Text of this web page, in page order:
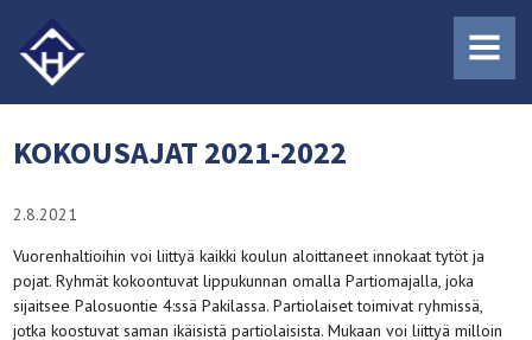
MENU
KOKOUSAJAT 2021-2022
2.8.2021
Vuorenhaltioihin voi liittyä kaikki koulun aloittaneet innokaat tytöt ja
pojat. Ryhmät kokoontuvat lippukunnan omalla Partiomajalla, joka
sijaitsee Palosuontie 4:ssä Pakilassa. Partiolaiset toimivat ryhmissä,
jotka koostuvat saman ikäisistä partiolaisista. Mukaan voi liittyä milloin